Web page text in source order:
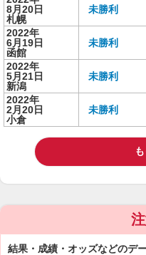
8月20日
札幌
未勝利
2022年
6月19日
函館
未勝利
2022年
5月21日
新潟
未勝利
2022年
2月20日
小倉
未勝利
結果・成績・オッズなどのデ